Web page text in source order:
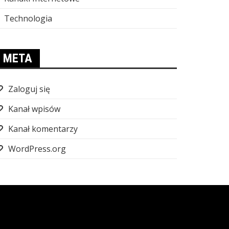
Technologia
META
Zaloguj się
Kanał wpisów
Kanał komentarzy
WordPress.org